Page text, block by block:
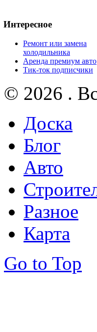
Интересное
Ремонт или замена
холодильника
Аренда премиум авто
Тик-ток подписчики
© 2026 .
Доска
Блог
Авто
Разное
Карта
Go to Top